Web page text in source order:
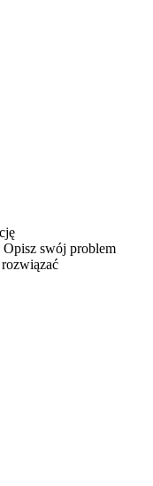
Opisz swój problem